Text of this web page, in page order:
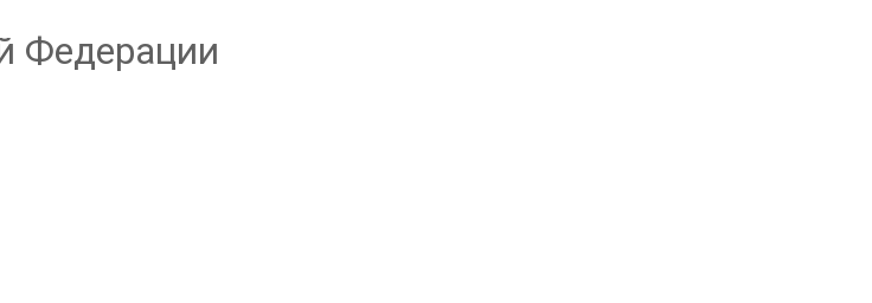
Федерации